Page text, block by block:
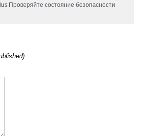
Проверяйте состояние безопасности